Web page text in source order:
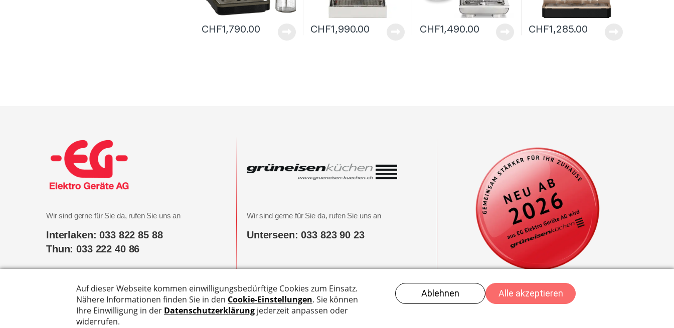
CHF1,790.00 CHF1,990.00 CHF1,490.00 CHF1,285.00
Wir sind gerne für Sie da, rufen Sie uns an
Interlaken: 033 822 85 88
Thun: 033 222 40 86
Hier finden Sie uns
Marktgasse 31, 3800 Interlaken
Wir sind gerne für Sie da, rufen Sie uns an
Unterseen: 033 823 90 23
Hier finden Sie uns
Breite 1b
3800 Unterseen-Interlaken